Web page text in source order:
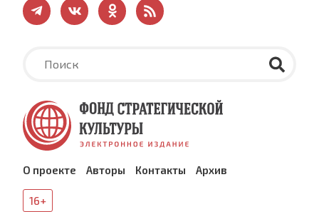
О проекте Авторы Контакты Архив
16+